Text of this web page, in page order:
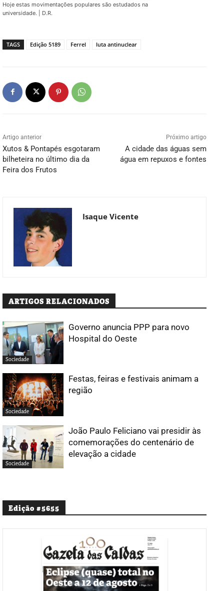
Hoje estas movimentações populares são estudados na
universidade. | D.R.
TAGS Edição 5189 Ferrel luta antinuclear
Artigo anterior
Xutos & Pontapés esgotaram
bilheteira no último dia da
Feira dos Frutos
Próximo artigo
A cidade das águas sem
água em repuxos e fontes
Isaque Vicente
ARTIGOS RELACIONADOS
Sociedade
Governo anuncia PPP para novo
Hospital do Oeste
Sociedade
Festas, feiras e festivais animam a
região
Sociedade
João Paulo Feliciano vai presidir às
comemorações do centenário de
elevação a cidade
Edição #5655